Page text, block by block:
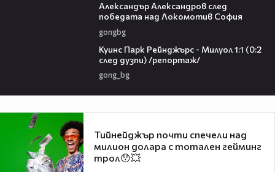
Александър Александров след
победата над Локомотив София
gongbg
Куинс Парк Рейнджърс - Милуол 1:1 (0:2
след дузпи) /репортаж/
gong_bg
Тийнейджър почти спечели над
милион долара с тотален гейминг
трол😯💥